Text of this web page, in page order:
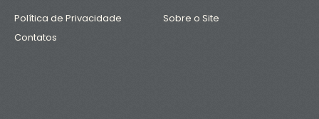
Política de Privacidade
Sobre o Site
Contatos